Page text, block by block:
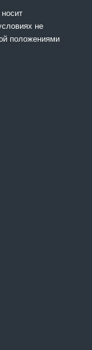
не
положениями